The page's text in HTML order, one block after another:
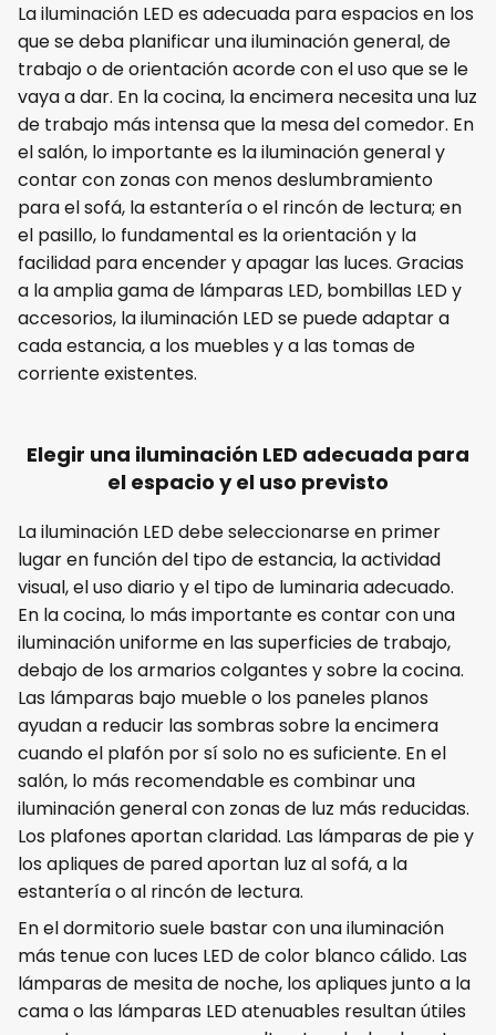
La iluminación LED es adecuada para espacios en los
que se deba planificar una iluminación general, de
trabajo o de orientación acorde con el uso que se le
vaya a dar. En la cocina, la encimera necesita una luz
de trabajo más intensa que la mesa del comedor. En
el salón, lo importante es la iluminación general y
contar con zonas con menos deslumbramiento
para el sofá, la estantería o el rincón de lectura; en
el pasillo, lo fundamental es la orientación y la
facilidad para encender y apagar las luces. Gracias
a la amplia gama de lámparas LED, bombillas LED y
accesorios, la iluminación LED se puede adaptar a
cada estancia, a los muebles y a las tomas de
corriente existentes.
Elegir una iluminación LED adecuada para
el espacio y el uso previsto
La iluminación LED debe seleccionarse en primer
lugar en función del tipo de estancia, la actividad
visual, el uso diario y el tipo de luminaria adecuado.
En la cocina, lo más importante es contar con una
iluminación uniforme en las superficies de trabajo,
debajo de los armarios colgantes y sobre la cocina.
Las lámparas bajo mueble o los paneles planos
ayudan a reducir las sombras sobre la encimera
cuando el plafón por sí solo no es suficiente. En el
salón, lo más recomendable es combinar una
iluminación general con zonas de luz más reducidas.
Los plafones aportan claridad. Las lámparas de pie y
los apliques de pared aportan luz al sofá, a la
estantería o al rincón de lectura.
En el dormitorio suele bastar con una iluminación
más tenue con luces LED de color blanco cálido. Las
lámparas de mesita de noche, los apliques junto a la
cama o las lámparas LED atenuables resultan útiles